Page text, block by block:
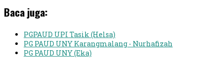
Baca juga:
PGPAUD UPI Tasik (Helsa)
PG PAUD UNY Karangmalang - Nurhafizah
PG PAUD UNY (Eka)